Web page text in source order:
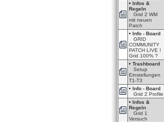
• Infos &
Regeln
Grid 2 WM
mit neuen
Patch
• Info - Board
GRID
COMMUNITY
PATCH LIVE !
Grid 100% ?
• Trashboard
Setup
Einstellungen
T1-T3
• Info - Board
Grid 2 Profile
• Infos &
Regeln
Grid 1
Versuch